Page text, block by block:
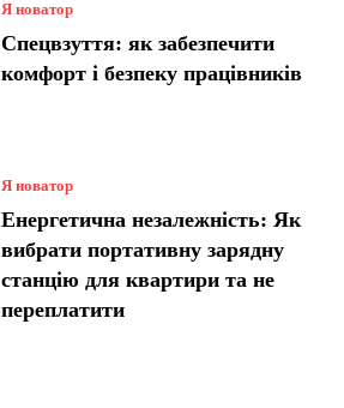
Я новатор
Спецвзуття: як забезпечити
комфорт і безпеку працівників
Я новатор
Енергетична незалежність: Як
вибрати портативну зарядну
станцію для квартири та не
переплатити